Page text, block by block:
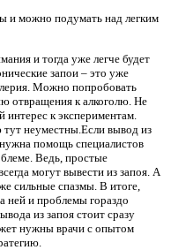
и можно подумать над легким
и тогда уже легче будет
запои – это уже
Можно попробовать
отвращения к алкоголю. Не
интерес к экспериментам.
неуместны.Если вывод из
нужна помощь специалистов
Ведь, простые
могут вывести из запоя. А
сильные спазмы. В итоге,
ней и проблемы гораздо
из запоя стоит сразу
нужны врачи с опытом